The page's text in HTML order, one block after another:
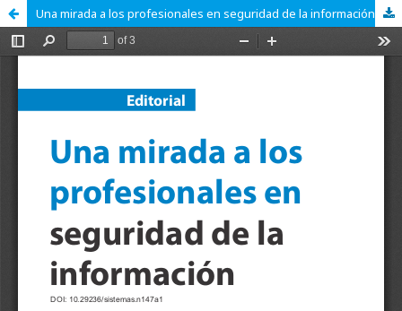
Una mirada a los profesionales en seguridad de la información